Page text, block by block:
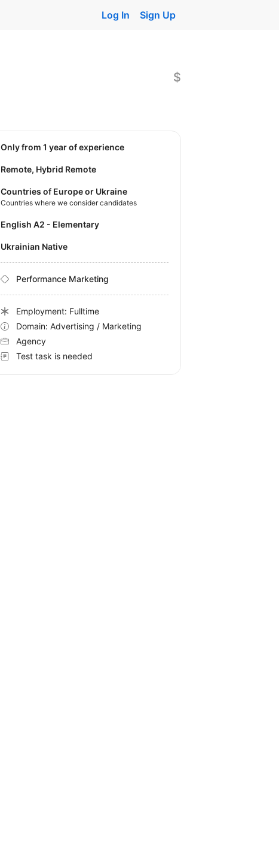
Log In Sign Up
$
Only from 1 year of experience
Remote, Hybrid Remote
Countries of Europe or Ukraine
Countries where we consider candidates
English A2 - Elementary
Ukrainian Native
Performance Marketing
Employment: Fulltime
Domain: Advertising / Marketing
Agency
Test task is needed